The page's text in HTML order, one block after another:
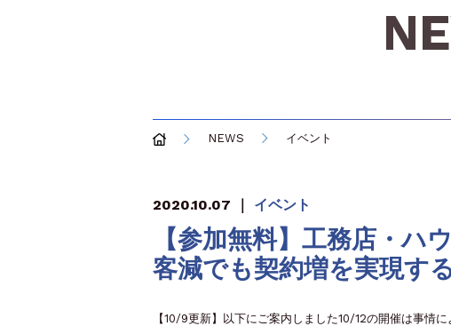
NEWS イベント
2020.10.07 ｜ イベント
【参加無料】工務店・ハ
客減でも契約増を実現す
【10/9更新】以下にご案内しました10/12の開催は事情